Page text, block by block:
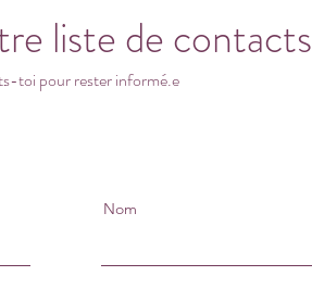
liste de contacts
toi pour rester informé.e
Nom